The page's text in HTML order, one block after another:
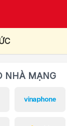
NHÀ MẠNG